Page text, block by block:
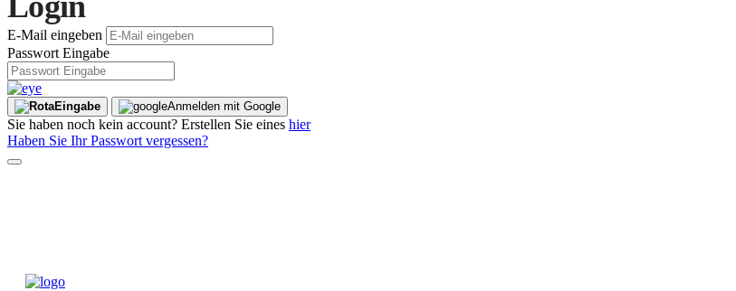
E-Mail eingeben
Passwort Eingabe
Eingabe Anmelden mit Google
Sie haben noch kein account? Erstellen Sie eines hier
Haben Sie Ihr Passwort vergessen?